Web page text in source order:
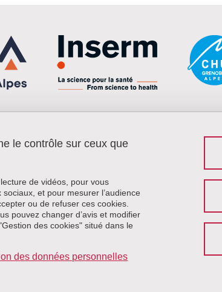
Menu footer
Contact
Mentions légales
Données personnelles
Politique des cookies
Se connecter
le contrôle sur ceux que
de vidéos, pour vous
et pour mesurer l’audience
ou de refuser ces cookies.
pouvez changer d’avis et modifier
des cookies" situé dans le
des données personnelles